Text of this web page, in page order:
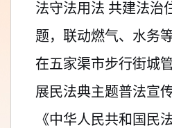
法守法用法 共建法治
题，联动燃气、水务
在五家渠市步行街城
展民法典主题普法宣
《中华人民共和国民